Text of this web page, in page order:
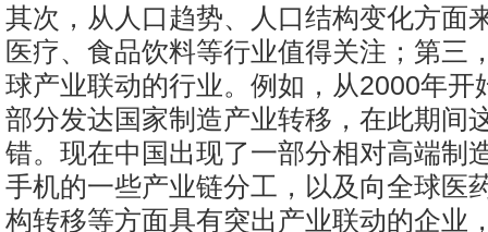
其次，从人口趋势、人口结构变化方面
医疗、食品饮料等行业值得关注；第三
球产业联动的行业。例如，从2000年开
部分发达国家制造产业转移，在此期间
错。现在中国出现了一部分相对高端制
手机的一些产业链分工，以及向全球医
构转移等方面具有突出产业联动的企业